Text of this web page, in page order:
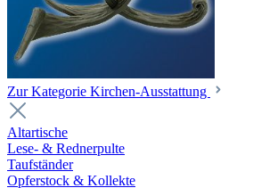
Zur Kategorie Kirchen-Ausstattung
Altartische
Lese- & Rednerpulte
Taufständer
Opferstock & Kollekte